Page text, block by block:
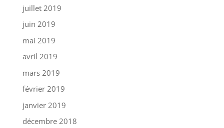
juillet 2019
juin 2019
mai 2019
avril 2019
mars 2019
février 2019
janvier 2019
décembre 2018